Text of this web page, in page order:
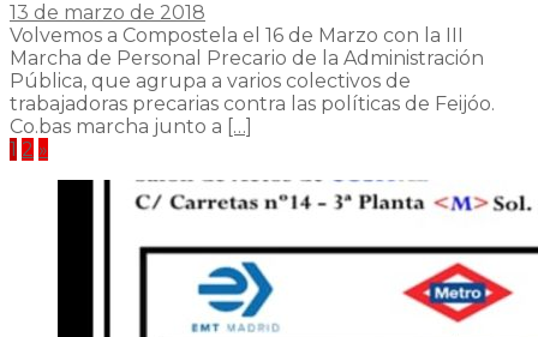
13 de marzo de 2018
Volvemos a Compostela el 16 de Marzo con la III
Marcha de Personal Precario de la Administración
Pública, que agrupa a varios colectivos de
trabajadoras precarias contra las políticas de Feijóo.
Co.bas marcha junto a […]
Paginación
1 2 »